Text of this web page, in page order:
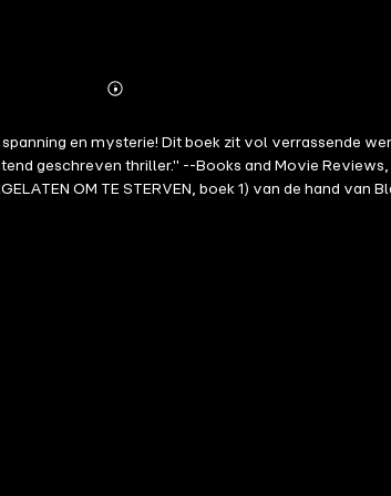
Mehr
en mysterie! Dit boek zit vol verrassende
geschreven thriller." --Books and Movie
OM TE STERVEN, boek 1) van de hand
en hem te stoppen voor het te laat is.
houdt. Deel twaalf en dertien in de